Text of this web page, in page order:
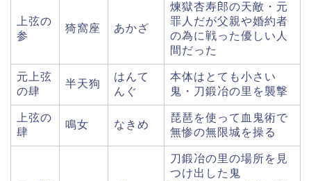
上弦の
参
猗窩座 あかざ
煉獄杏寿郎の天敵・元
罪人だが父親や婚約者
の為に戦った優しい人
間だった
元上弦
の肆
半天狗
はんて
んぐ
本体はとても小さい
鬼・刀鍛冶の里を襲撃
上弦の
肆
鳴女 なきめ
琵琶を使って血鬼術で
無惨の無限城を操る
刀鍛冶の里の場所を見
つけ出した鬼